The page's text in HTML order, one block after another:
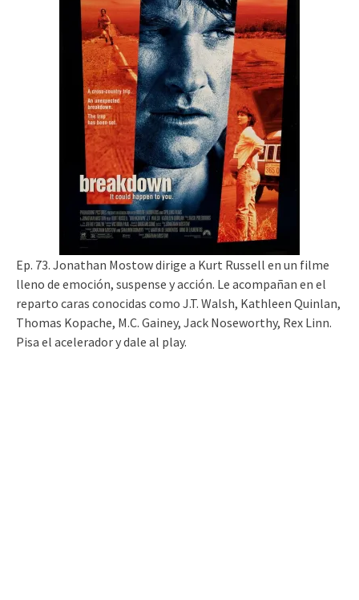
Ep. 73. Jonathan Mostow dirige a Kurt Russell en un filme
lleno de emoción, suspense y acción. Le acompañan en el
reparto caras conocidas como J.T. Walsh, Kathleen Quinlan,
Thomas Kopache, M.C. Gainey, Jack Noseworthy, Rex Linn.
Pisa el acelerador y dale al play.